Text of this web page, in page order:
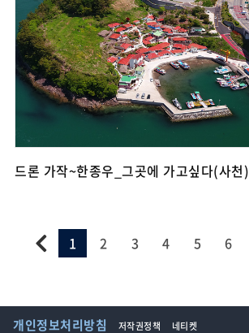
드론 가작~한종우_그곳에 가고싶다(사천)
1 2 3 4 5 6
개인정보처리방침 저작권정책 네티켓